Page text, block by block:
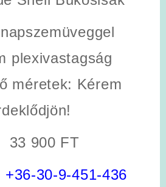
plexivastagság
méretek: Kérem
33 900 FT
+36-30-9-451-436